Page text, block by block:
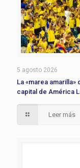
5 agosto 2026
La «marea
capital de América
Leer más